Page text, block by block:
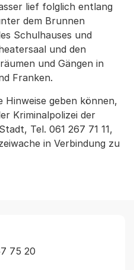
lief folglich entlang
dem Brunnen
Schulhauses und
und den
und Gängen in
Franken.
Hinweise geben können,
Kriminalpolizei der
Tel. 061 267 71 11,
in Verbindung zu
75 20